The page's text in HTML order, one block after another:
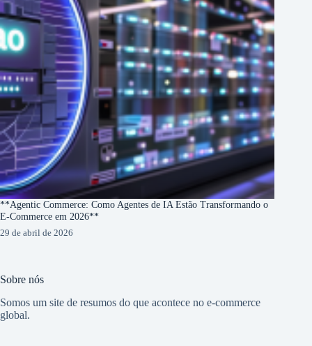
**Agentic Commerce: Como Agentes de IA Estão Transformando o
E-Commerce em 2026**
29 de abril de 2026
Sobre nós
Somos um site de resumos do que acontece no e-commerce
global.